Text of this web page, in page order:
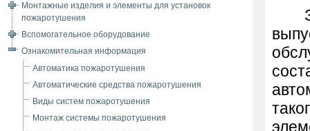
Монтажные изделия и элементы для установок
пожаротушения
Вспомогательное оборудование
Ознакомительная информация
Автоматика пожаротушения
Автоматические средства пожаротушения
Виды систем пожаротушения
Монтаж системы пожаротушения